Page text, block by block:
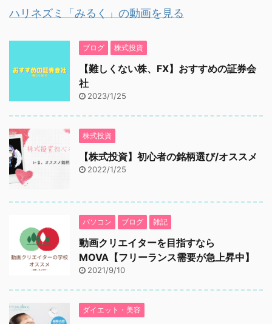
ハリネズミ「みるく」の動画を見る
ブログ 株式投資
【難しくない株、FX】おすすめの証券会
社
2023/1/25
株式投資
【株式投資】初心者の銘柄選び/オススメ
2022/1/25
パソコン ブログ 雑記
動画クリエイターを目指すなら
MOVA【フリーランス需要が急上昇中】
2021/9/10
ダイエット・美容